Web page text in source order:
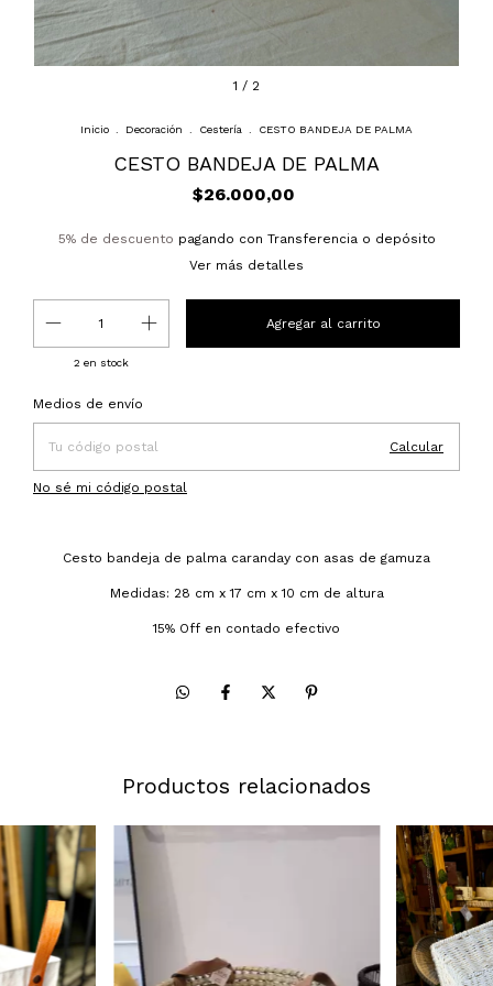
1 / 2
Inicio Decoración Cestería CESTO BANDEJA DE PALMA
CESTO BANDEJA DE PALMA
$26.000,00
5% de descuento pagando con Transferencia o depósito
Ver más detalles
2 en stock
Entregas para el CP:
Medios de envío
Calcular
No sé mi código postal
Cesto bandeja de palma caranday con asas de gamuza
Medidas: 28 cm x 17 cm x 10 cm de altura
15% Off en contado efectivo
Productos relacionados